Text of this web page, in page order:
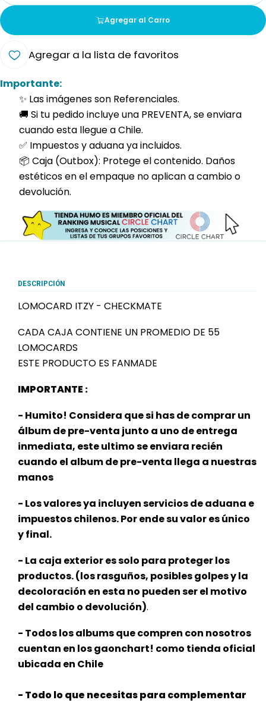
Agregar al Carro
Agregar a la lista de favoritos
Importante:
✨ Las imágenes son Referenciales.
🚚 Si tu pedido incluye una PREVENTA, se enviara
cuando esta llegue a Chile.
✅ Impuestos y aduana ya incluidos.
📦 Caja (Outbox): Protege el contenido. Daños
estéticos en el empaque no aplican a cambio o
devolución.
DESCRIPCIÓN
LOMOCARD ITZY - CHECKMATE
CADA CAJA CONTIENE UN PROMEDIO DE 55
LOMOCARDS
ESTE PRODUCTO ES FANMADE
IMPORTANTE :
- Humito! Considera que si has de comprar un
álbum de pre-venta junto a uno de entrega
inmediata, este ultimo se enviara recién
cuando el album de pre-venta llega a nuestras
manos
- Los valores ya incluyen servicios de aduana e
impuestos chilenos. Por ende su valor es único
y final.
- La caja exterior es solo para proteger los
productos. (los rasguños, posibles golpes y la
decoloración en esta no pueden ser el motivo
del cambio o devolución).
- Todos los albums que compren con nosotros
cuentan en los gaonchart! como tienda oficial
ubicada en Chile
- Todo lo que necesitas para complementar